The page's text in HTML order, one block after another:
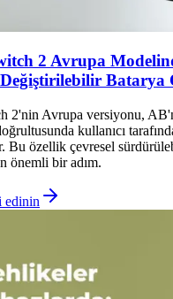
2 Avrupa
Batarya
2'nin Avrupa versiyonu,
kullanıcı
Bu özellik çevresel
önemli bir adım.
edinin